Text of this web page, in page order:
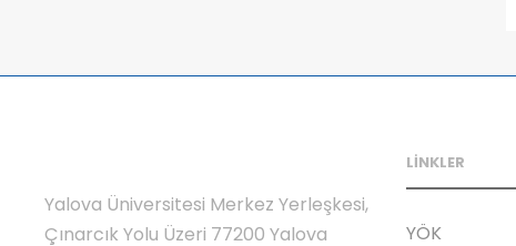
Yalova Üniversitesi Merkez Yerleşkesi,
Çınarcık Yolu Üzeri 77200 Yalova
LİNKLER
YÖK